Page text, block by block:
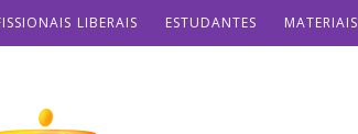
LIBERAIS ESTUDANTES MATERIAIS